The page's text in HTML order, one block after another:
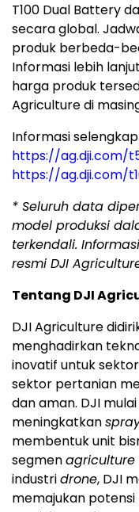
T100 Dual Battery
secara global.
produk berbeda-
Informasi lebih
harga produk
Agriculture di
Informasi
https://ag.dji.com/
https://ag.dji.com/
* Seluruh data
model produksi
terkendali.
resmi DJI
Tentang DJI
DJI Agriculture
menghadirkan
inovatif untuk
sektor pertanian
dan aman. DJI
meningkatkan
membentuk unit
segmenagriculture
industridrone, DJI
memajukan